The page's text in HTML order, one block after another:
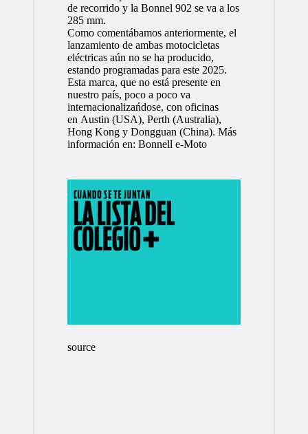
de recorrido y la Bonnel 902 se va a los
285 mm.
Como comentábamos anteriormente, el
lanzamiento de ambas motocicletas
eléctricas aún no se ha producido,
estando programadas para este 2025.
Esta marca, que no está presente en
nuestro país, poco a poco va
internacionalizańdose, con oficinas
en Austin (USA), Perth (Australia),
Hong Kong y Dongguan (China). Más
información en: Bonnell e-Moto
source